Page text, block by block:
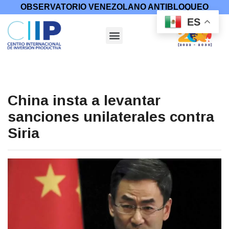
OBSERVATORIO VENEZOLANO ANTIBLOQUEO
China insta a levantar
sanciones unilaterales contra
Siria
ES